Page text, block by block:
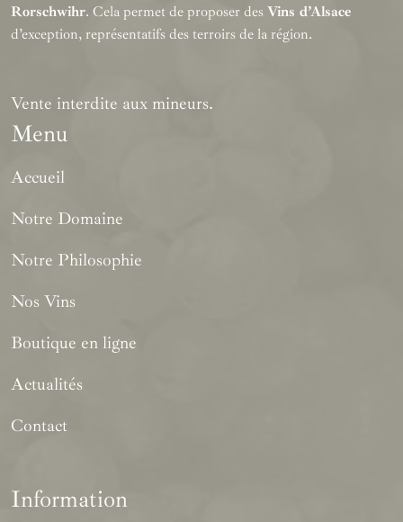
Rorschwihr. Cela permet de proposer des Vins d’Alsace
d’exception, représentatifs des terroirs de la région.
Vente interdite aux mineurs.
Menu
Notre Domaine
Notre Philosophie
Nos Vins
Accueil
Boutique en ligne
Actualités
Contact
Information